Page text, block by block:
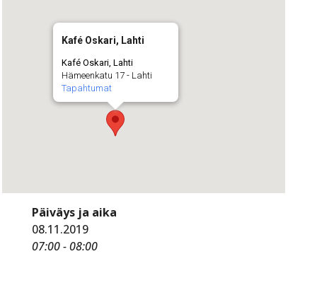
Kafé Oskari, Lahti
Kafé Oskari, Lahti
Hämeenkatu 17 - Lahti
Tapahtumat
Päiväys ja aika
08.11.2019
07:00 - 08:00